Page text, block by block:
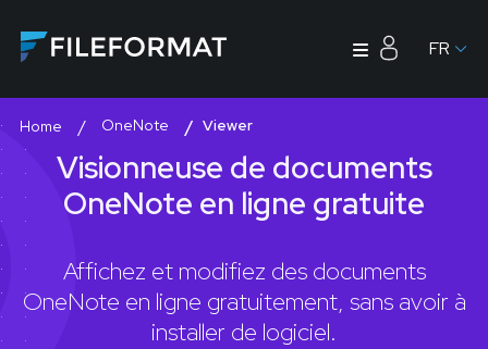
FR
Home OneNote Viewer
Visionneuse de documents
OneNote en ligne gratuite
Affichez et modifiez des documents
OneNote en ligne gratuitement, sans avoir à
installer de logiciel.